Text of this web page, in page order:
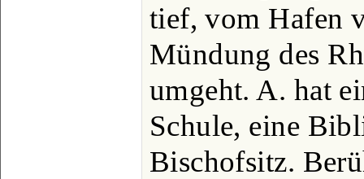
tief, vom Hafen
Mündung des
umgeht. A. hat
Schule, eine
Bischofsitz.